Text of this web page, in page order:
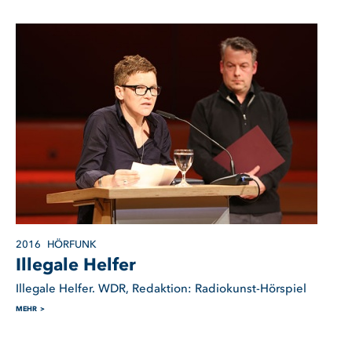
2016 HÖRFUNK
Illegale Helfer
Illegale Helfer. WDR, Redaktion: Radiokunst-Hörspiel
MEHR